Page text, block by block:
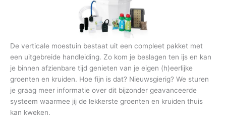
De verticale moestuin bestaat uit een compleet pakket met
een uitgebreide handleiding. Zo kom je beslagen ten ijs en kan
je binnen afzienbare tijd genieten van je eigen (h)eerlijke
groenten en kruiden. Hoe fijn is dat? Nieuwsgierig? We sturen
je graag meer informatie over dit bijzonder geavanceerde
systeem waarmee jij de lekkerste groenten en kruiden thuis
kan kweken.